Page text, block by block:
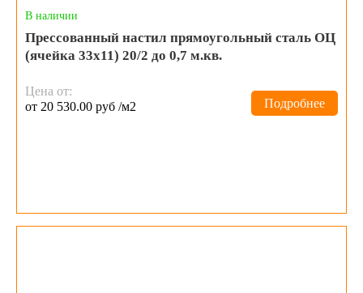
В наличии
Прессованный настил прямоугольный сталь ОЦ
(ячейка 33х11) 20/2 до 0,7 м.кв.
Цена от:
от 20 530.00 руб /м2
Подробнее